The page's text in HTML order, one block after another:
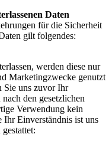
Daten
für die Sicherheit
gilt folgendes:
werden diese nur
Marketingzwecke genutzt
Sie uns zuvor Ihr
den gesetzlichen
Verwendung kein
Ihr Einverständnis ist uns